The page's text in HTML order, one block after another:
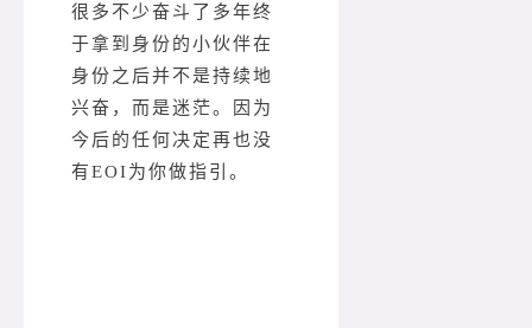
很多不少奋斗了多年终
于拿到身份的小伙伴在
身份之后并不是持续地
兴奋，而是迷茫。因为
今后的任何决定再也没
有EOI为你做指引。